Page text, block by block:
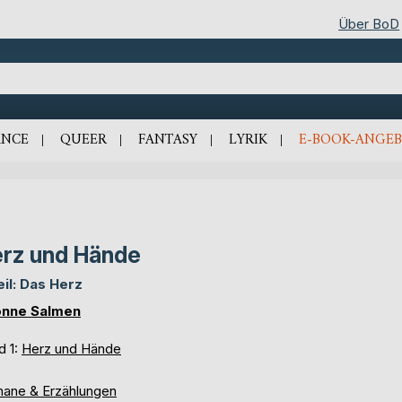
Über BoD
QUEER FANTASY LYRIK E-BOOK-
und Hände
Das Herz
Salmen
1: Herz und Hände
& Erzählungen